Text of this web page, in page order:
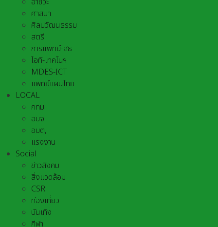
ศาสนา
ศิลปวัฒนธรรม
สตรี
การแพทย์-สธ
ไอที-เทคโนฯ
MDES-ICT
แพทย์แผนไทย
LOCAL
กทม.
อบจ.
อบต,
แรงงาน
Social
ข่าวสังคม
สิ่งแวดล้อม
CSR
ท่องเที่ยว
บันเทิง
กีฬา